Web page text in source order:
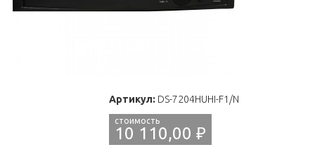
Артикул: DS-7204HUHI-F1/N
10 110,00 ₽